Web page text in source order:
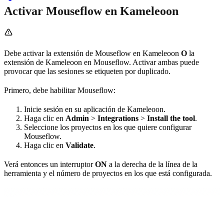
Activar Mouseflow en Kameleoon
Debe activar la extensión de Mouseflow en Kameleoon O la
extensión de Kameleoon en Mouseflow. Activar ambas puede
provocar que las sesiones se etiqueten por duplicado.
Primero, debe habilitar Mouseflow:
Inicie sesión en su aplicación de Kameleoon.
Haga clic en Admin > Integrations > Install the tool.
Seleccione los proyectos en los que quiere configurar
Mouseflow.
Haga clic en Validate.
Verá entonces un interruptorON a la derecha de la línea de la
herramienta y el número de proyectos en los que está configurada.